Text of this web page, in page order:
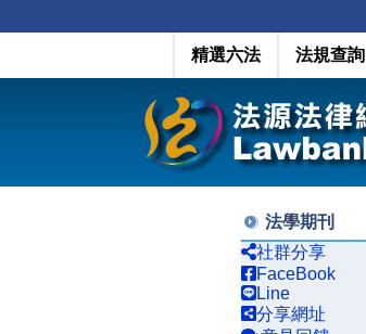
精選六法 法規查詢
法學期刊
社群分享
FaceBook
Line
分享網址